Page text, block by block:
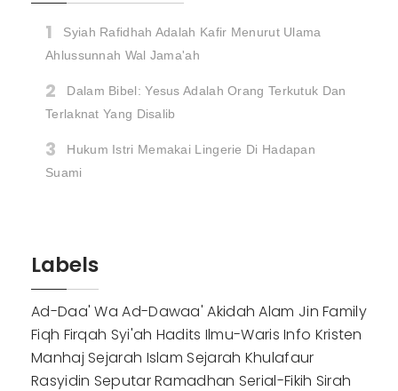
Syiah Rafidhah Adalah Kafir Menurut Ulama
Ahlussunnah Wal Jama'ah
Dalam Bibel: Yesus Adalah Orang Terkutuk Dan
Terlaknat Yang Disalib
Hukum Istri Memakai Lingerie Di Hadapan
Suami
Labels
Ad-Daa' Wa Ad-Dawaa' Akidah Alam Jin Family
Fiqh Firqah Syi'ah Hadits Ilmu-Waris Info Kristen
Manhaj Sejarah Islam Sejarah Khulafaur
Rasyidin Seputar Ramadhan Serial-Fikih Sirah